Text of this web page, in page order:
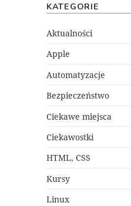
KATEGORIE
Aktualności
Apple
Automatyzacje
Bezpieczeństwo
Ciekawe miejsca
Ciekawostki
HTML, CSS
Kursy
Linux